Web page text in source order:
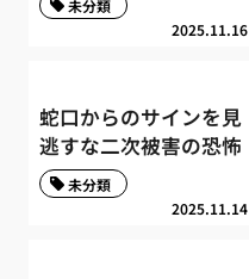
2025.11.16
未分類
蛇口からのサインを見
逃すな二次被害の恐怖
2025.11.14
未分類